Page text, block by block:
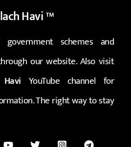
Havi™
schemes and
our website. Also visit
YouTube channel for
The right way to stay